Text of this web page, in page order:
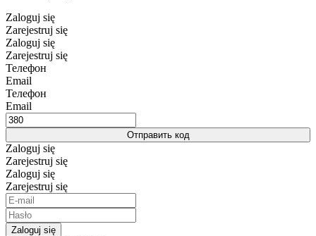
Zaloguj się
Zarejestruj się
Zaloguj się
Zarejestruj się
Телефон
Email
Телефон
Email
Отправить код
Zaloguj się
Zarejestruj się
Zaloguj się
Zarejestruj się
Zaloguj się